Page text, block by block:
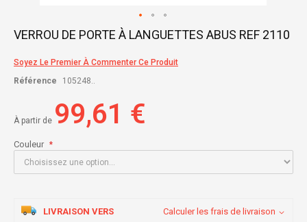
Skip
beginning
of
VERROU DE PORTE À LANGUETTES ABUS REF 2110
Soyez Le Premier À Commenter Ce Produit
Référence
105248..
À partir de 99,61 €
Couleur
LIVRAISON VERS Calculer les frais de livraison